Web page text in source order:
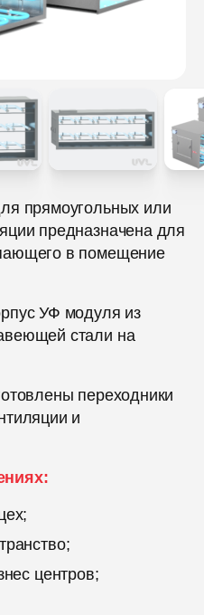
прямоугольных или
предназначена для
в помещение
УФ модуля из
стали на
переходники
и
центров;